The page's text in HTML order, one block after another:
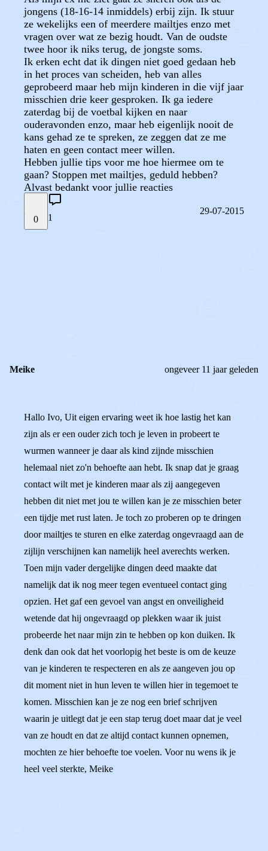
jongens (18-16-14 inmiddels) erbij zijn. Ik stuur
ze wekelijks een of meerdere mailtjes enzo met
vragen over wat ze bezig houdt. Van de oudste
twee hoor ik niks terug, de jongste soms.
Ik erken echt dat ik dingen niet goed gedaan heb
in het proces van scheiden, heb van alles
geprobeerd maar heb mijn kinderen in die vijf jaar
misschien drie keer gesproken. Ik ga iedere
zaterdag bij de voetbal kijken en naar
ouderavonden enzo, maar heb eigenlijk nooit de
kans gehad ze te spreken, ze zeggen dat ze me
haten en geen contact meer willen.
Hebben jullie tips voor me hoe hiermee om te
gaan? Stoppen met mailtjes, geduld hebben?
Alvast bedankt voor jullie reacties
0 1
29-07-2015
Meike ongeveer 11 jaar geleden
Hallo Ivo, Uit eigen ervaring weet ik hoe lastig het kan
zijn als er een ouder zich toch je leven in probeert te
wurmen wanneer je daar als kind zijnde misschien
helemaal niet zo'n behoefte aan hebt. Ik snap dat je graag
contact wilt met je kinderen maar als zij aangegeven
hebben dit niet met jou te willen kan je ze misschien beter
een tijdje met rust laten. Je toch zo proberen op te dringen
door mailtjes te sturen en elke zaterdag ongevraagd aan de
zijlijn verschijnen kan namelijk heel averechts werken.
Toen mijn vader dergelijke dingen deed maakte dat
namelijk dat ik nog meer tegen eventueel contact ging
opzien. Het gaf een gevoel van angst en onveiligheid
wetende dat hij ongevraagd op plekken waar ik juist
probeerde het naar mijn zin te hebben op kon duiken. Ik
denk dan ook dat het voorlopig het beste is om de keuze
van je kinderen te respecteren en als ze aangeven jou op
dit moment niet in hun leven te willen hier in tegemoet te
komen. Misschien kan je ze nog een brief schrijven
waarin je uitlegt dat je een stap terug doet maar dat je veel
van ze houdt en dat ze altijd contact kunnen opnemen,
mochten ze hier behoefte toe voelen. Voor nu wens ik je
heel veel sterkte, Meike